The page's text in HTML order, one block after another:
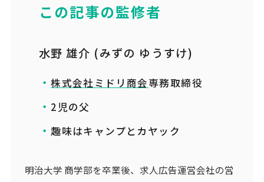
この記事の監修者
水野 雄介 (みずの ゆうすけ)
株式会社ミドリ商会専務取締役
2児の父
趣味はキャンプとカヤック
明治大学 商学部を卒業後、求人広告運営会社の営